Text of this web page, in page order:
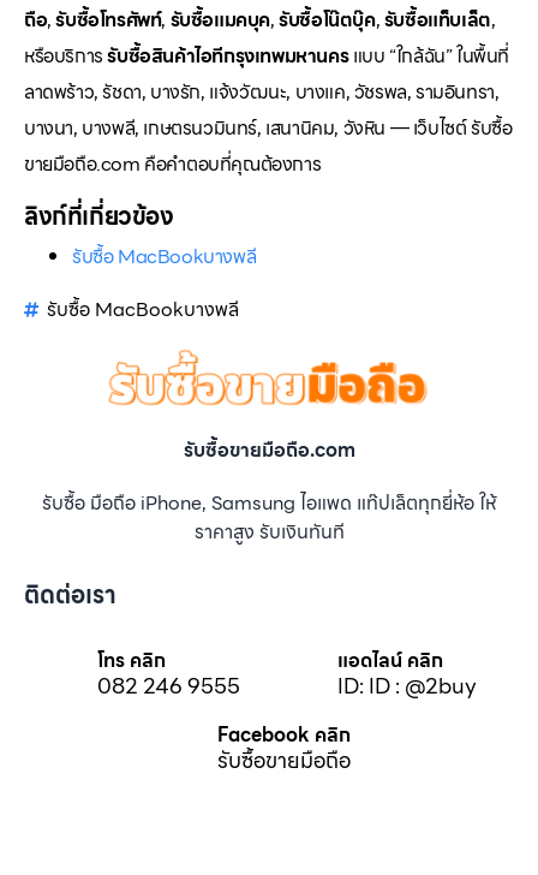
ถือ,รับซื้อโทรศัพท์, รับซื้อแมคบุค,รับซื้อโน๊ตบุ๊ค,รับซื้อแท็บเล็ต,
หรือบริการรับซื้อสินค้าไอทีกรุงเทพมหานครแบบ “ใกล้ฉัน” ในพื้นที่
ลาดพร้าว, รัชดา, บางรัก, แจ้งวัฒนะ, บางแค, วัชรพล, รามอินทรา,
บางนา, บางพลี, เกษตรนวมินทร์, เสนานิคม, วังหิน — เว็บไซต์ รับซื้อ
ขายมือถือ.com คือคำตอบที่คุณต้องการ
ลิงก์ที่เกี่ยวข้อง
รับซื้อ MacBookบางพลี
รับซื้อ MacBookบางพลี
รับซื้อขายมือถือ.com
รับซื้อ มือถือ iPhone, Samsung ไอแพด แท๊ปเล็ตทุกยี่ห้อ ให้
ราคาสูง รับเงินทันที
ติดต่อเรา
โทร คลิก
082 246 9555
แอดไลน์ คลิก
ID: ID : @2buy
Facebook คลิก
รับซื้อขายมือถือ